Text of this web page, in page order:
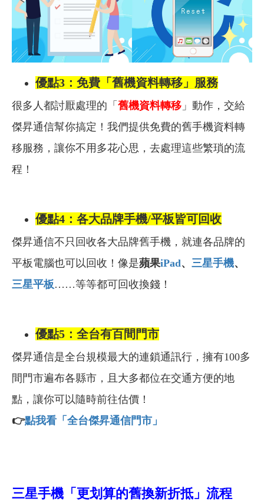
優點3：免費「舊機資料轉移」服務
很多人都討厭處理的「 舊機資料轉移 」動作，交給
傑昇通信幫你搞定！我們提供免費的舊手機資料轉
移服務，讓你不用多花心思，去處理這些繁瑣的流
程！
優點4：各大品牌手機/平板皆可回收
傑昇通信不只回收各大品牌舊手機，就連各品牌的
平板電腦也可以回收！像是蘋果iPad、 三星手機、
三星平板……等等都可回收換錢！
優點5：全台有百間門市
傑昇通信是全台規模最大的連鎖通訊行，擁有100多
間門市遍布各縣市，且大多都位在交通方便的地
點，讓你可以隨時前往估價！
👉點我看「全台傑昇通信門市」
三星手機「 更划算的舊換新折抵」流程